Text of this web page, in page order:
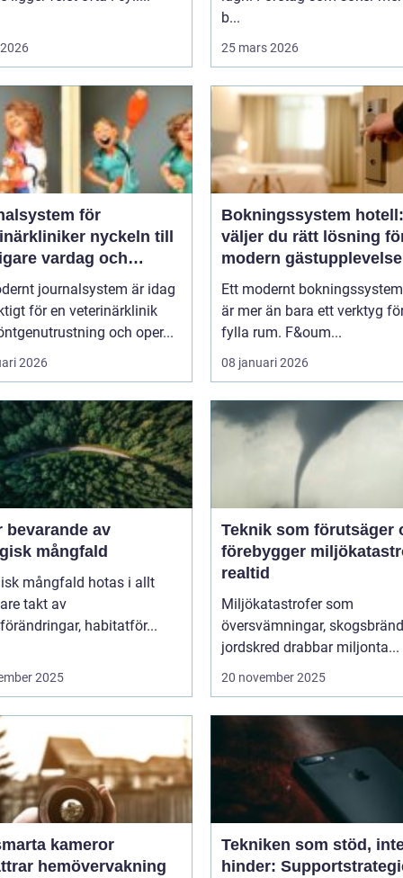
b...
25 mars 2026
för
nyckeln till
vardag och
vård
journalsystem är idag
för en veterinärklinik
och oper...
2026
Bokningssystem
väljer du rätt lösning
modern gästupplevelse
Ett modernt
är mer än bara ett verktyg
fylla rum. F&oum...
08 januari 2026
bevarande av
mångfald
mångfald hotas i allt
takt av
habitatför...
2025
Teknik som förutsäger
förebygger
realtid
Miljökatastrofer som
översvämningar,
jordskred drabbar miljonta...
20 november 2025
kameror
hemövervakning
Tekniken som stöd,
hinder: